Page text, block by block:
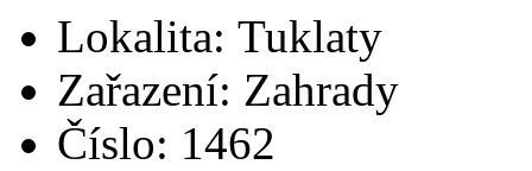
Lokalita: Tuklaty
Zařazení: Zahrady
Číslo: 1462